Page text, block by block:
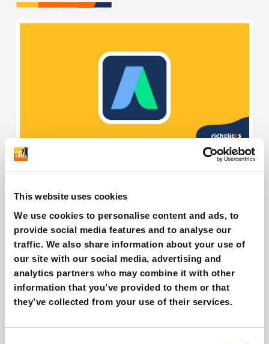
This website uses cookies
We use cookies to personalise content and ads, to
provide social media features and to analyse our
traffic. We also share information about your use of
our site with our social media, advertising and
analytics partners who may combine it with other
information that you’ve provided to them or that
they’ve collected from your use of their services.
Enhanced Conversions di Google Ads: quali
novità?